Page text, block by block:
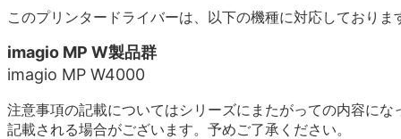
このプリンタードライバーは、以下の機種に対応しておりま
imagio MP W製品群
imagio MP W4000
注意事項の記載についてはシリーズにまたがっての内容に
記載される場合がございます。予めご了承ください。